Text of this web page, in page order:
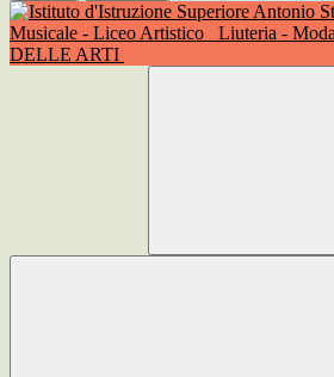
Musicale - Liceo Artistico
Liuteria -
DELLE ARTI